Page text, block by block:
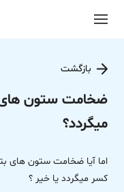
بازگشت
ضخامت ستون های
میگردد؟
اما آیا ضخامت ستون های
کسر میگردد یا خیر ؟